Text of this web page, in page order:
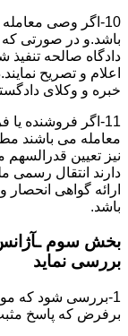
10-اگر وصی
باشد.و در صورتی
دادگاه صالحه
اعلام و تصریح
خبره و وکلای
11-اگر فروشنده
معامله می باشند
نیز تعیین
دارند انتقال رسمی
ارائه گواهی
باشد.
بخش سوم
بررسی نماید
1-بررسی شود که
برفرض که پاسخ